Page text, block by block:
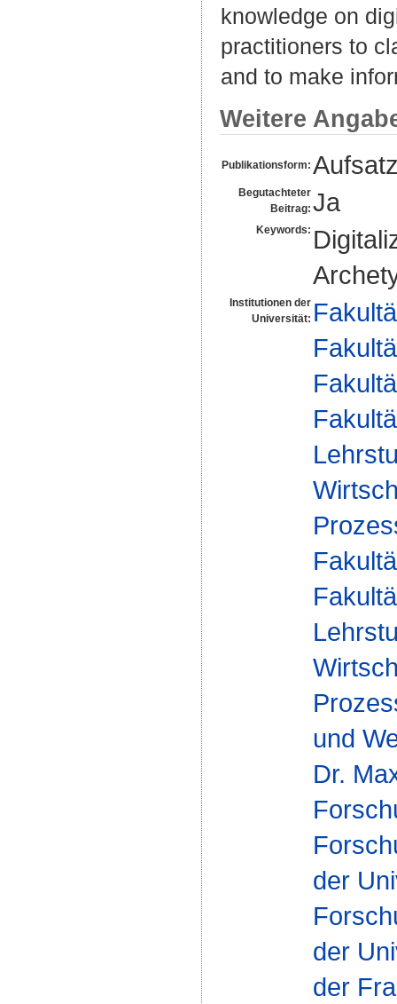
knowledge on
practitioners to
and to make
Weitere
Publikationsform:
Begutachteter
Beitrag: Ja
Keywords:
Institutionen der
Universität:
und
Dr.
der
der
der